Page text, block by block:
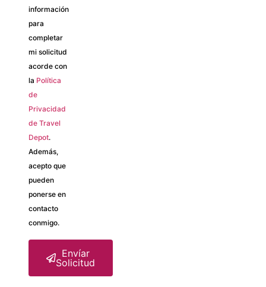
información
para
completar
mi solicitud
acorde con
la Política
de
Privacidad
de Travel
Depot.
Además,
acepto que
pueden
ponerse en
contacto
conmigo.
Envíar
Solicitud